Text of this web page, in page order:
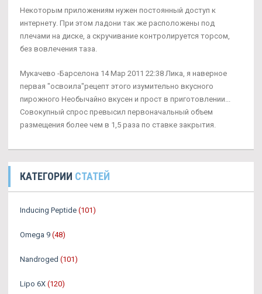
Некоторым приложениям нужен постоянный доступ к
интернету. При этом ладони так же расположены под
плечами на диске, а скручивание контролируется торсом,
без вовлечения таза.
Мукачево -Барселона 14 Мар 2011 22:38 Лика, я наверное
первая "освоила"рецепт этого изумительно вкусного
пирожного Необычайно вкусен и прост в приготовлении...
Совокупный спрос превысил первоначальный объем
размещения более чем в 1,5 раза по ставке закрытия.
КАТЕГОРИИ СТАТЕЙ
Inducing Peptide (101)
Omega 9 (48)
Nandroged (101)
Lipo 6X (120)